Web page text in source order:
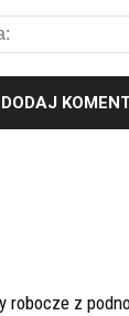
robocze z